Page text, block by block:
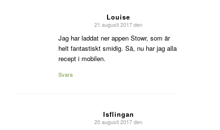
Louise
21 augusti 2017 den
Jag har laddat ner appen Stowr, som är
helt fantastiskt smidig. Så, nu har jag alla
recept i mobilen.
Svara
Isflingan
20 augusti 2017 den